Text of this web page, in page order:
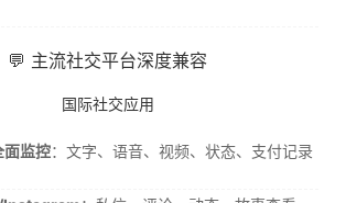
💬 主流社交平台深度兼容
国际社交应用
监控：文字、语音、视频、状态、支付记录